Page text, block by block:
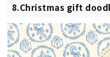
8.Christmas gift